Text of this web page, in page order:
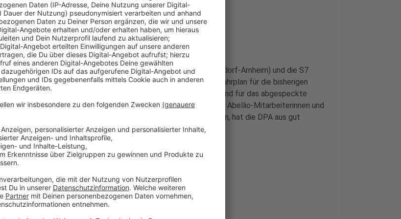
Veröffentlicht: Montag, 31.01.2022 14:14
Anzeige
Es geht zum Beispiel um den RE 1 (Hamm-Aachen), RE19 (Düsseldorf-Arnheim) und die S7
(Solingen -Wuppertal). Noch bis Ende Februar gilt ein Übergangsfahrplan für die bisherigen
Abellio-Linien. Er sieht weniger Züge vor als im Normalbetrieb. Grund für das abgespeckte
Angebot sind Engpässe beim Personal. Zwischen 90 und 95 % der Abellio-Mitarbeiterinnen und
Mitarbeiter sind bei den drei Nachfolgebetreibern untergekommen, hat die DPA aus gut
informierten Kreisen erfahren.
Anzeige
Weitere Infos und Links zum Thema
Anzeige